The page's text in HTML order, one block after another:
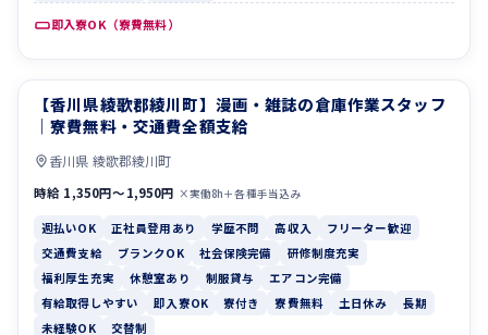
即入寮OK（寮費無料）
週払いOK 正社員登用あり
【香川県綾歌郡綾川町】漫画・雑誌の倉庫作業スタッフ
｜寮費無料・交通費全額支給
香川県 綾歌郡綾川町
時給 1,350円〜1,950円 ×実働8h＋各種手当込み
週払いOK 正社員登用あり 学歴不問 高収入
フリーター歓迎
交通費支給
ブランクOK 社会保険完備
研修制度充実
福利厚生充実
休憩室あり 制服貸与
エアコン完備
有給取得しやすい
即入寮OK 寮付き 寮費無料 土日休み
長期
未経験OK
交替制